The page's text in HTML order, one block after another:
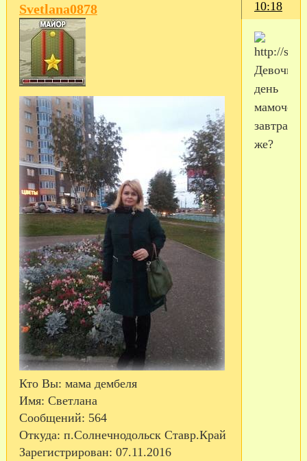
10:18
Svetlana0878
Кто Вы: мама дембеля
Имя: Светлана
Сообщений: 564
Откуда: п.Солнечнодольск Ставр.Край
Зарегистрирован: 07.11.2016
Девочки
день
мамочек
завтра
же?